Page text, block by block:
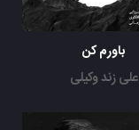
باورم کن
علی زند وکیلی